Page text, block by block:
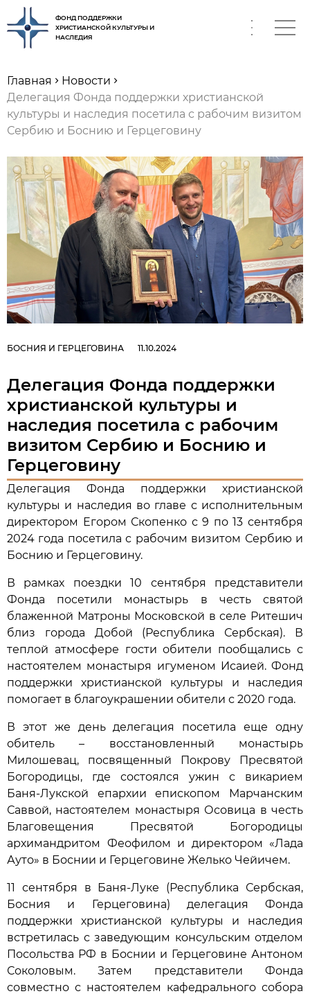
ФОНД ПОДДЕРЖКИ
ХРИСТИАНСКОЙ КУЛЬТУРЫ И
НАСЛЕДИЯ
Главная
Новости
Делегация Фонда поддержки христианской
культуры и наследия посетила с рабочим визитом
Сербию и Боснию и Герцеговину
БОСНИЯ И ГЕРЦЕГОВИНА 11.10.2024
Делегация Фонда поддержки
христианской культуры и
наследия посетила с рабочим
визитом Сербию и Боснию и
Герцеговину
Делегация Фонда поддержки христианской
культуры и наследия во главе с исполнительным
директором Егором Скопенко с 9 по 13 сентября
2024 года посетила с рабочим визитом Сербию и
Боснию и Герцеговину.
В рамках поездки 10 сентября представители
Фонда посетили монастырь в честь святой
блаженной Матроны Московской в селе Ритешич
близ города Добой (Республика Сербская). В
теплой атмосфере гости обители пообщались с
настоятелем монастыря игуменом Исаией. Фонд
поддержки христианской культуры и наследия
помогает в благоукрашении обители с 2020 года.
В этот же день делегация посетила еще одну
обитель – восстановленный монастырь
Милошевац, посвященный Покрову Пресвятой
Богородицы, где состоялся ужин с викарием
Баня-Лукской епархии епископом Марчанским
Саввой, настоятелем монастыря Осовица в честь
Благовещения Пресвятой Богородицы
архимандритом Феофилом и директором «Лада
Ауто» в Боснии и Герцеговине Желько Чейичем.
11 сентября в Баня-Луке (Республика Сербская,
Босния и Герцеговина) делегация Фонда
поддержки христианской культуры и наследия
встретилась с заведующим консульским отделом
Посольства РФ в Боснии и Герцеговине Антоном
Соколовым. Затем представители Фонда
совместно с настоятелем кафедрального собора